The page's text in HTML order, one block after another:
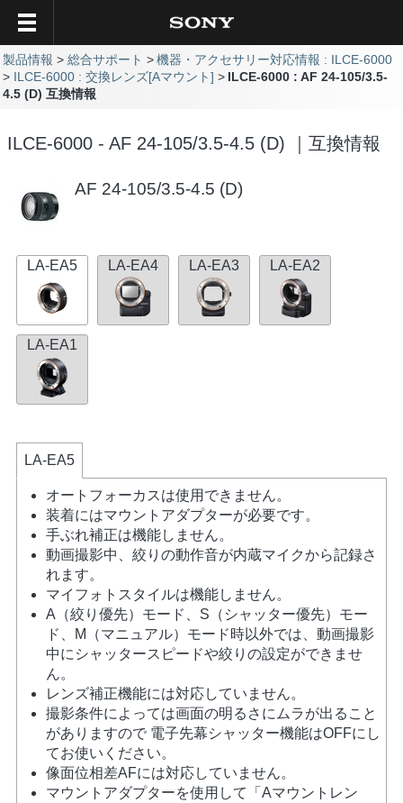
製品情報 総合サポート
機器・アクセサリー対応情報 : ILCE-6000
ILCE-6000 : 交換レンズ[Aマウント]
ILCE-6000 : AF 24-105/3.5-
4.5 (D) 互換情報
ILCE-6000 - AF 24-105/3.5-4.5 (D) ｜互換情報
AF 24-105/3.5-4.5 (D)
LA-EA5 LA-EA4 LA-EA3 LA-EA2
LA-EA1
LA-EA5
オートフォーカスは使用できません。
装着にはマウントアダプターが必要です。
手ぶれ補正は機能しません。
動画撮影中、絞りの動作音が内蔵マイクから記録さ
れます。
マイフォトスタイルは機能しません。
A（絞り優先）モード、S（シャッター優先）モー
ド、M（マニュアル）モード時以外では、動画撮影
中にシャッタースピードや絞りの設定ができませ
ん。
レンズ補正機能には対応していません。
撮影条件によっては画面の明るさにムラが出ること
がありますので 電子先幕シャッター機能はOFFにし
てお使いください。
像面位相差AFには対応していません。
マウントアダプターを使用して「Aマウントレン